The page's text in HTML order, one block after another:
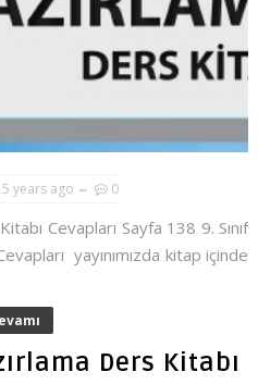
5 years ago 0
Cevapları Sayfa 138 9. Sınıf
yayınımızda kitap içinde
Ders Kitabı